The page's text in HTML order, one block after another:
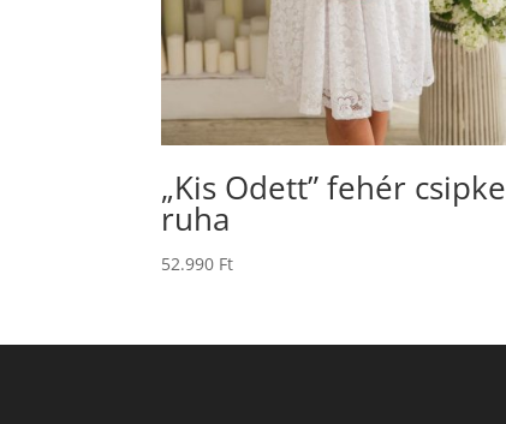
„Kis Odett” fehér csipke
ruha
52.990 Ft